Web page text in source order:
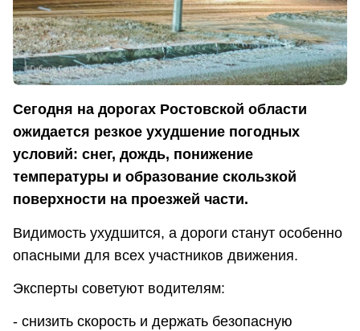
Сегодня на дорогах Ростовской области
ожидается резкое ухудшение погодных
условий: снег, дождь, понижение
температуры и образование скользкой
поверхности на проезжей части.
Видимость ухудшится, а дороги станут особенно
опасными для всех участников движения.
Эксперты советуют водителям:
- снизить скорость и держать безопасную